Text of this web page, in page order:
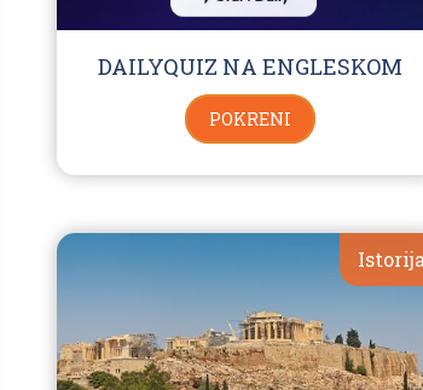
DAILYQUIZ NA ENGLESKOM
POKRENI
Istorija